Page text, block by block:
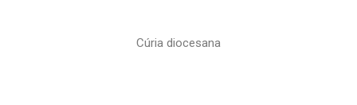
Cúria diocesana